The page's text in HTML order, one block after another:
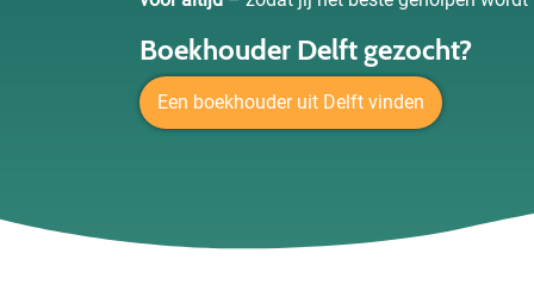
Boekhouder Delft gezocht?
Een boekhouder uit Delft vinden